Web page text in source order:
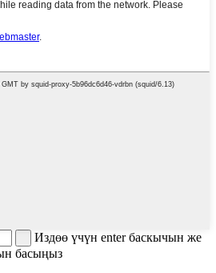
Издөө үчүн enter баскычын же
басыңыз